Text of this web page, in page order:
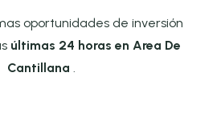
oportunidades de inversión
últimas 24 horas en Area De
Cantillana